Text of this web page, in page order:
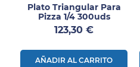
Plato Triangular Para
Pizza 1/4 300uds
Precio
123,30 €
AÑADIR AL CARRITO